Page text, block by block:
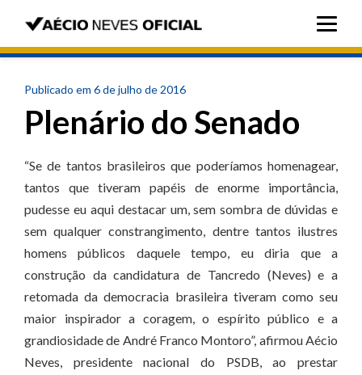
Publicado em 6 de julho de 2016
Plenário do Senado
“Se de tantos brasileiros que poderíamos homenagear,
tantos que tiveram papéis de enorme importância,
pudesse eu aqui destacar um, sem sombra de dúvidas e
sem qualquer constrangimento, dentre tantos ilustres
homens públicos daquele tempo, eu diria que a
construção da candidatura de Tancredo (Neves) e a
retomada da democracia brasileira tiveram como seu
maior inspirador a coragem, o espírito público e a
grandiosidade de André Franco Montoro”, afirmou Aécio
Neves, presidente nacional do PSDB, ao prestar